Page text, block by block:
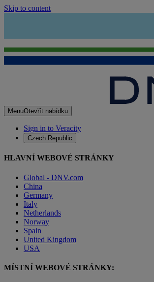
Skip to content
MenuOtevřít nabídku
Sign in to Veracity
Czech Republic
HLAVNÍ WEBOVÉ STRÁNKY
Global - DNV.com
China
Germany
Italy
Netherlands
Norway
Spain
United Kingdom
USA
MÍSTNÍ WEBOVÉ STRÁNKY: